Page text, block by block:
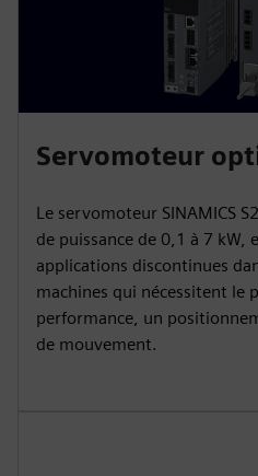
Servomoteur
Le servomoteur SINAMICS
de puissance de 0,1 à 7 kW,
applications discontinues
machines qui nécessitent le
performance, un
de mouvement.